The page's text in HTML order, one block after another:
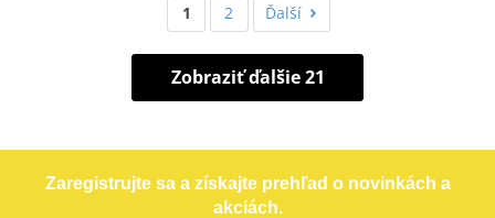
1 2 Ďalší
Zobraziť ďalšie 21
Zaregistrujte sa a získajte prehľad o novinkách a
akciách.